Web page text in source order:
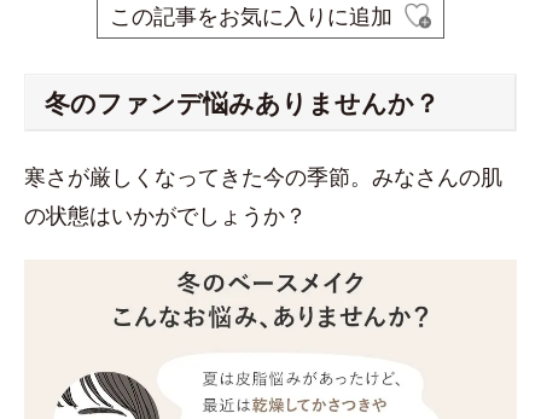
この記事をお気に入りに追加
冬のファンデ悩みありませんか？
寒さが厳しくなってきた今の季節。みなさんの肌
の状態はいかがでしょうか？